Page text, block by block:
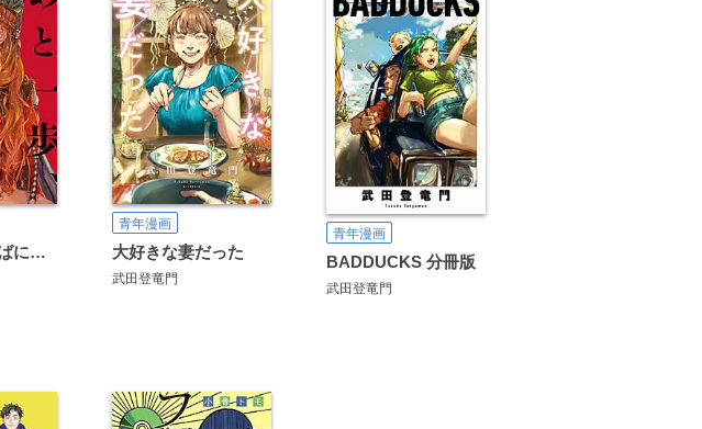
あと一歩、そばに来て
青年漫画
大好きな妻だった
武田登竜門
青年漫画
BADDUCKS 分冊版
武田登竜門